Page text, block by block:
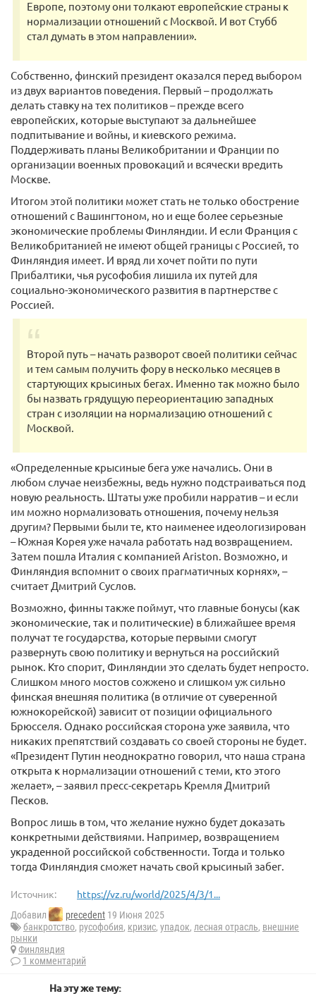
Европе, поэтому они толкают европейские страны к
нормализации отношений с Москвой. И вот Стубб
стал думать в этом направлении».
Собственно, финский президент оказался перед выбором
из двух вариантов поведения. Первый – продолжать
делать ставку на тех политиков – прежде всего
европейских, которые выступают за дальнейшее
подпитывание и войны, и киевского режима.
Поддерживать планы Великобритании и Франции по
организации военных провокаций и всячески вредить
Москве.
Итогом этой политики может стать не только обострение
отношений с Вашингтоном, но и еще более серьезные
экономические проблемы Финляндии. И если Франция с
Великобританией не имеют общей границы с Россией, то
Финляндия имеет. И вряд ли хочет пойти по пути
Прибалтики, чья русофобия лишила их путей для
социально-экономического развития в партнерстве с
Россией.
Второй путь – начать разворот своей политики сейчас
и тем самым получить фору в несколько месяцев в
стартующих крысиных бегах. Именно так можно было
бы назвать грядущую переориентацию западных
стран с изоляции на нормализацию отношений с
Москвой.
«Определенные крысиные бега уже начались. Они в
любом случае неизбежны, ведь нужно подстраиваться под
новую реальность. Штаты уже пробили нарратив – и если
им можно нормализовать отношения, почему нельзя
другим? Первыми были те, кто наименее идеологизирован
– Южная Корея уже начала работать над возвращением.
Затем пошла Италия с компанией Ariston. Возможно, и
Финляндия вспомнит о своих прагматичных корнях», –
считает Дмитрий Суслов.
Возможно, финны также поймут, что главные бонусы (как
экономические, так и политические) в ближайшее время
получат те государства, которые первыми смогут
развернуть свою политику и вернуться на российский
рынок. Кто спорит, Финляндии это сделать будет непросто.
Слишком много мостов сожжено и слишком уж сильно
финская внешняя политика (в отличие от суверенной
южнокорейской) зависит от позиции официального
Брюсселя. Однако российская сторона уже заявила, что
никаких препятствий создавать со своей стороны не будет.
«Президент Путин неоднократно говорил, что наша страна
открыта к нормализации отношений с теми, кто этого
желает», – заявил пресс-секретарь Кремля Дмитрий
Песков.
Вопрос лишь в том, что желание нужно будет доказать
конкретными действиями. Например, возвращением
украденной российской собственности. Тогда и только
тогда Финляндия сможет начать свой крысиный забег.
Источник: https://vz.ru/world/2025/4/3/1...
Добавил precedent 19 Июня 2025
банкротство, русофобия, кризис, упадок, лесная отрасль, внешние
рынки
Финляндия
1 комментарий
На эту же тему: